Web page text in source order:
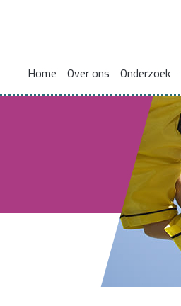
Home Over ons Onderzoek
en versterken pedagogische basis
HBO Skills II